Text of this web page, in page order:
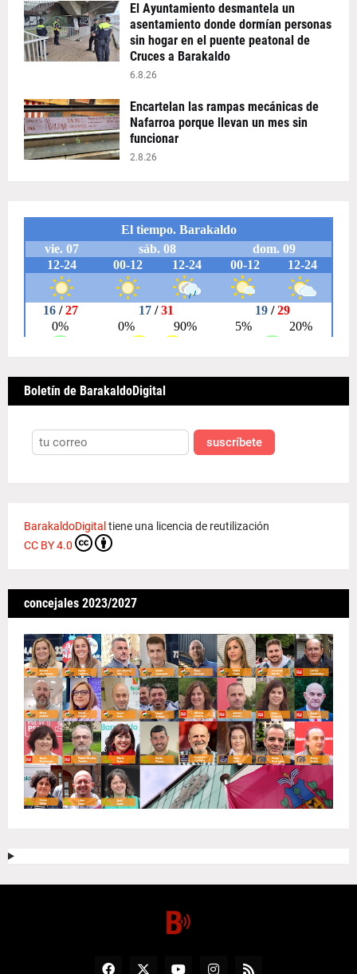
El Ayuntamiento desmantela un
asentamiento donde dormían personas
sin hogar en el puente peatonal de
Cruces a Barakaldo
6.8.26
Encartelan las rampas mecánicas de
Nafarroa porque llevan un mes sin
funcionar
2.8.26
Boletín de BarakaldoDigital
suscríbete
BarakaldoDigital tiene una licencia de reutilización
CC BY 4.0
concejales 2023/2027